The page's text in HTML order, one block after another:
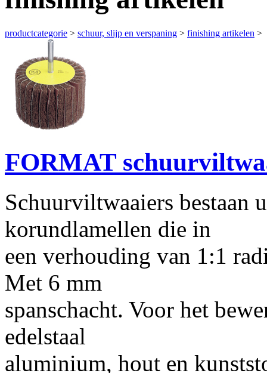
productcategorie > schuur, slijp en verspaning > finishing artikelen >
FORMAT
Schuurviltwaaiers bestaan
korundlamellen die in
een verhouding van 1:1
Met 6 mm
spanschacht. Voor het
edelstaal
aluminium, hout en